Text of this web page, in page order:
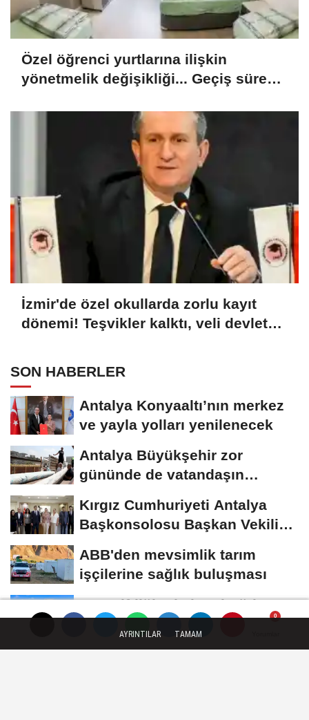
Özel öğrenci yurtlarına ilişkin
yönetmelik değişikliği... Geçiş süresi
İzmir'de özel okullarda zorlu kayıt
dönemi! Teşvikler kalktı, veli devlet
SON HABERLER
Antalya Konyaaltı’nın merkez
ve yayla yolları yenilenecek
Antalya Büyükşehir zor
gününde de vatandaşın
Kırgız Cumhuriyeti Antalya
Başkonsolosu Başkan Vekili
ABB'den mevsimlik tarım
işçilerine sağlık buluşması
ATA Çiftliği’nde karabuğday
AYRINTILAR TAMAM